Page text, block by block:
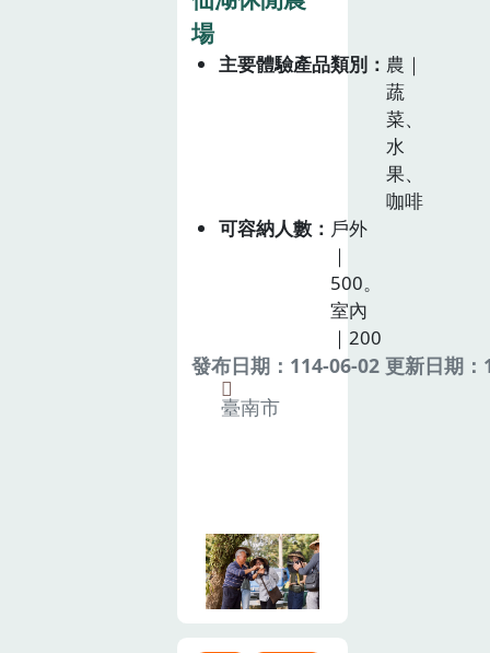
場
主要體驗產品類別
農｜
蔬
菜、
水
果、
咖啡
可容納人數
戶外
｜
500。
室內
｜200
發布日期：114-06-02 更新日期
臺南市